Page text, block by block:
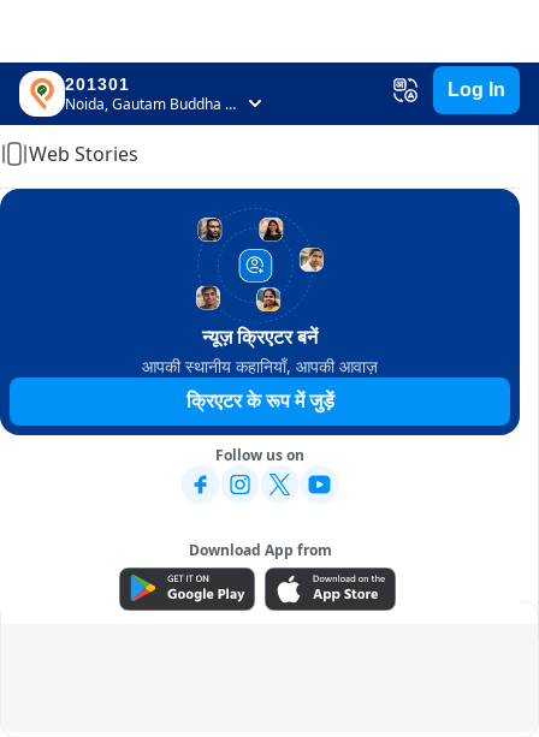
201301
Noida, Gautam Buddha Nagar, Uttar Pradesh
Log In
Home
Web Stories
न्यूज़ क्रिएटर बनें
आपकी स्थानीय कहानियाँ, आपकी आवाज़
क्रिएटर के रूप में जुड़ें
Follow us on
Download App from
ADVERTISEMENT